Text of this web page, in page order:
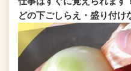
どの下ごしらえ・盛り付け